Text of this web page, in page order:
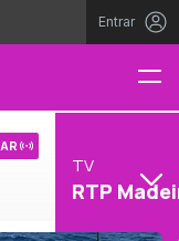
Entrar
TV
RTP